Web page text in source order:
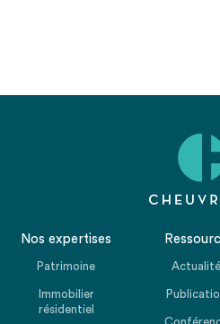
Nos expertises
Patrimoine
Immobilier
résidentiel